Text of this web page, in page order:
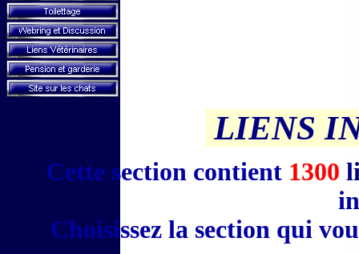
LIENS
Cette section contient 1300
Choisissez la section qui